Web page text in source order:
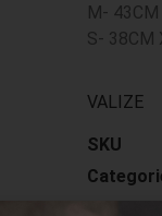
M-
S- 38CM
VALIZE
SKU